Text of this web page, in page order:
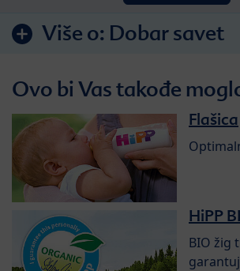
Više o: Dobar savet
Ovo bi Vas takođe
Flašica
HiPP
BIO žig